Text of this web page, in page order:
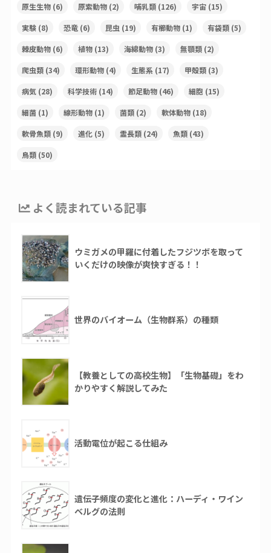
原生生物(6) 原索動物(2) 哺乳類(126) 宇宙(15)
実験(8) 恐竜(6) 昆虫 (19) 有櫛動物(1) 有袋類(5)
棘皮動物(6) 植物(13) 海綿動物(3) 無顎類(2)
爬虫類(34) 環形動物(4) 生態系(17) 甲殻類(3)
病気(28) 科学技術(14) 節足動物(46) 細胞 (15)
細菌(1) 線形動物(1) 菌類(2) 軟体動物(18)
軟骨魚類(9) 進化(5) 霊長類(24) 魚類(43)
鳥類(50)
よく読まれている記事
ウミガメの甲羅に付着したフジツボを取って
いくだけの映像が爽快すぎる！！
世界のバイオーム（生物群系）の種類
【教養としての高校生物】「生物基礎」をわ
かりやすく解説してみた
活動電位が起こる仕組み
遺伝子頻度の変化と進化：ハーディ・ワイン
ベルグの法則